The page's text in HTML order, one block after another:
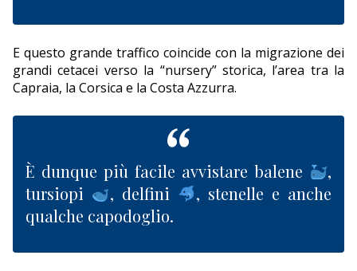
E questo grande traffico coincide con la migrazione dei
grandi cetacei verso la “nursery” storica, l’area tra la
Capraia, la Corsica e la Costa Azzurra.
È dunque più facile avvistare balene
,
tursiopi
, delfini
, stenelle e anche
qualche capodoglio.